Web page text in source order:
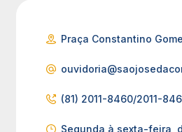
Praça Constantino
(81) 2011-8460/2011-
Segunda à sexta-feira,